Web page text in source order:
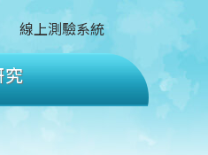
線上測驗系統
究